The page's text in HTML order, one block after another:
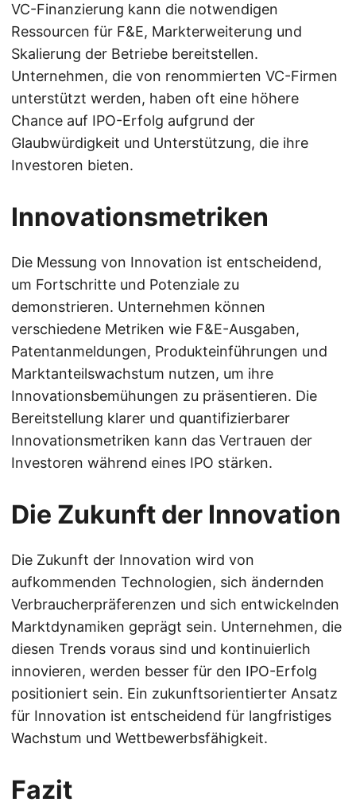
VC-Finanzierung kann die notwendigen
Ressourcen für F&E, Markterweiterung und
Skalierung der Betriebe bereitstellen.
Unternehmen, die von renommierten VC-Firmen
unterstützt werden, haben oft eine höhere
Chance auf IPO-Erfolg aufgrund der
Glaubwürdigkeit und Unterstützung, die ihre
Investoren bieten.
Innovationsmetriken
Die Messung von Innovation ist entscheidend,
um Fortschritte und Potenziale zu
demonstrieren. Unternehmen können
verschiedene Metriken wie F&E-Ausgaben,
Patentanmeldungen, Produkteinführungen und
Marktanteilswachstum nutzen, um ihre
Innovationsbemühungen zu präsentieren. Die
Bereitstellung klarer und quantifizierbarer
Innovationsmetriken kann das Vertrauen der
Investoren während eines IPO stärken.
Die Zukunft der Innovation
Die Zukunft der Innovation wird von
aufkommenden Technologien, sich ändernden
Verbraucherpräferenzen und sich entwickelnden
Marktdynamiken geprägt sein. Unternehmen, die
diesen Trends voraus sind und kontinuierlich
innovieren, werden besser für den IPO-Erfolg
positioniert sein. Ein zukunftsorientierter Ansatz
für Innovation ist entscheidend für langfristiges
Wachstum und Wettbewerbsfähigkeit.
Fazit